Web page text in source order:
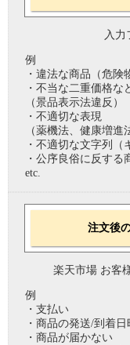
入力
例
・違法な商品（危険
・不当な二重価格な
（景品表示法違反）
・不適切な表現
（薬機法、健康増進
・不適切な文字列（
・公序良俗に反する
etc.
注文後
楽天市場 お客
例
・支払い
・商品の発送/到着
・商品が届かない